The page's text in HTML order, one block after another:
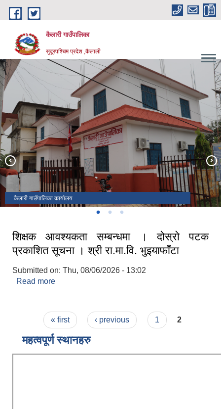
Skip to main content
कैलारी गाउँपालिका
सुदूरपश्चिम प्रदेश ,कैलाली
कैलारी गाउँपालिका कार्यालय
कैलारी गाउँपालिका -१, मंझरामा रहेको बनदेवी मन्दिर
कैलारी गाउँपालिका -९ मा अवस्थित कोइलही ताल
शिक्षक आवश्यकता सम्बन्धमा । दोस्रो पटक
प्रकाशित सूचना । श्री रा.मा.वि. भुइयाफाँटा
Submitted on: Thu, 08/06/2026 - 13:02
Read more
Pages« first ‹ previous 1 2
महत्वपूर्ण स्थानहरु